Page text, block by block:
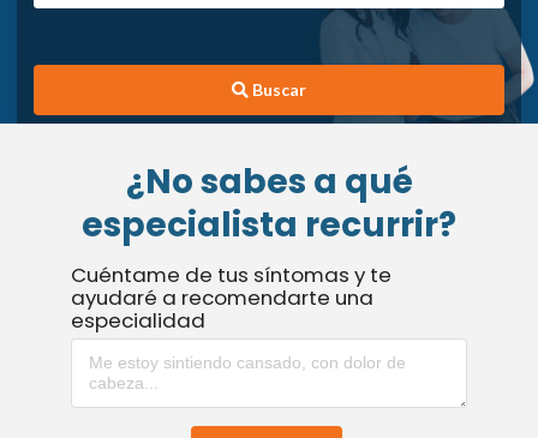
Buscar
¿No sabes a qué
especialista recurrir?
Cuéntame de tus síntomas y te
ayudaré a recomendarte una
especialidad